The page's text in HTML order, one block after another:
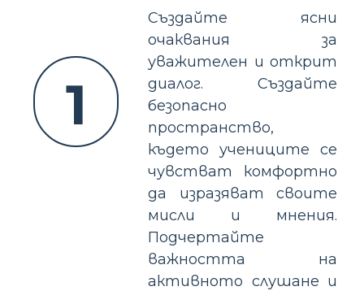
1
Създайте ясни
очаквания за
уважителен и открит
диалог. Създайте
безопасно
пространство,
където учениците се
чувстват комфортно
да изразяват своите
мисли и мнения.
Подчертайте
важността на
активното слушане и